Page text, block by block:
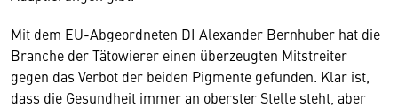
Mit dem EU-Abgeordneten DI Alexander Bernhuber hat die
Branche der Tätowierer einen überzeugten Mitstreiter
gegen das Verbot der beiden Pigmente gefunden. Klar ist,
dass die Gesundheit immer an oberster Stelle steht, aber